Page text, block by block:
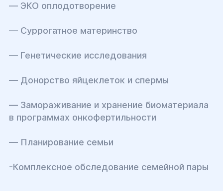
— ЭКО оплодотворение
— Суррогатное материнство
— Генетические исследования
— Донорство яйцеклеток и спермы
— Замораживание и хранение биоматериала
в программах онкофертильности
— Планирование семьи
-Комплексное обследование семейной пары